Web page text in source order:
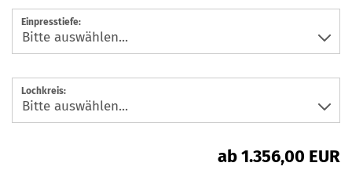
Einpresstiefe:
Lochkreis:
ab 1.356,00 EUR